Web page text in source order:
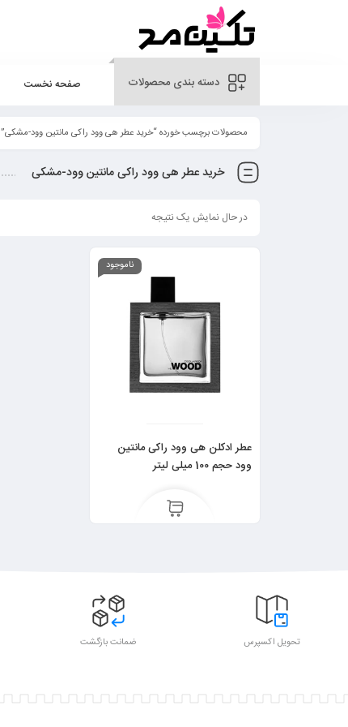
دسته بندی محصولات صفحه نخست
محصولات برچسب خورده “خرید عطر هی وود راکی مانتین وود-مشکی”
خرید عطر هی وود راکی مانتین وود-مشکی
در حال نمایش یک نتیجه
ناموجود
عطر ادکلن هی وود راکی مانتین
وود حجم 100 میلی لیتر
تحویل اکسپرس ضمانت بازگشت